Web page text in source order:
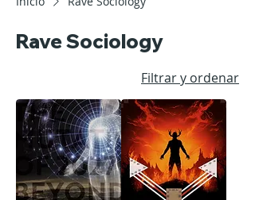
Rave Sociology
Filtrar y ordenar